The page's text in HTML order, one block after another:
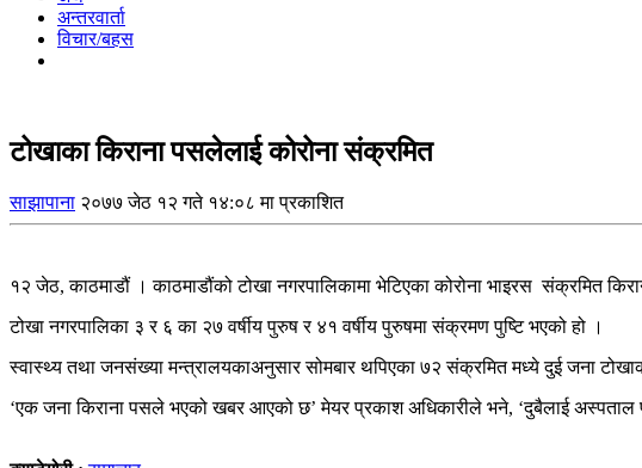
अन्तरवार्ता
विचार/बहस
टोखाका किराना पसलेलाई कोरोना संक्रमित
साझापाना २०७७ जेठ १२ गते १४:०८ मा प्रकाशित
१२ जेठ, काठमाडौं । काठमाडौंको टोखा नगरपालिकामा भेटिएका कोरोना भाइरस संक्रमित
टोखा नगरपालिका ३ र ६ का २७ वर्षीय पुरुष र ४१ वर्षीय पुरुषमा संक्रमण पुष्टि भएको हो ।
स्वास्थ्य तथा जनसंख्या मन्त्रालयकाअनुसार सोमबार थपिएका ७२ संक्रमित मध्ये दुई जना
‘एक जना किराना पसले भएको खबर आएको छ’ मेयर प्रकाश अधिकारीले भने, ‘दुबैलाई अस्पताल